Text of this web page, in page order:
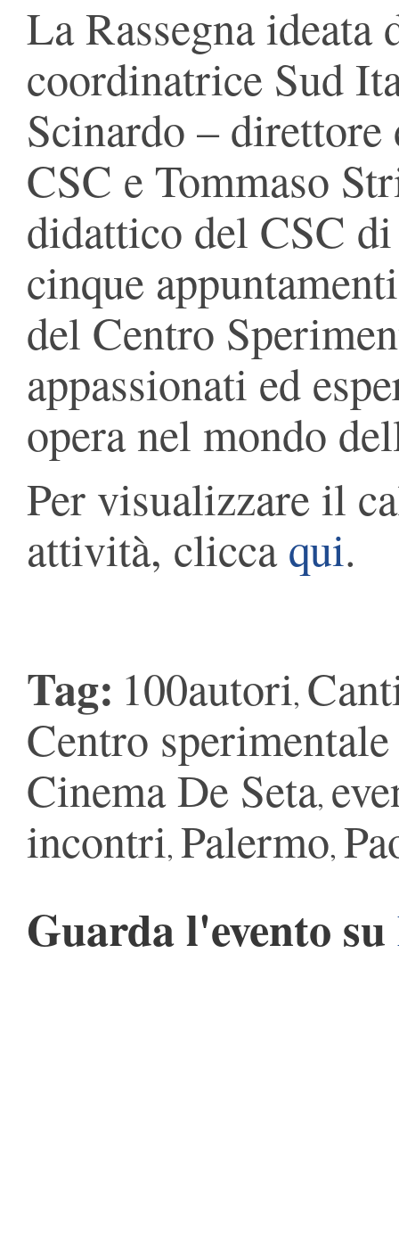
La Rassegna
coordinatrice Sud
Scinardo –
CSC e Tommaso
didattico del CSC
cinque
del Centro
appassionati ed
opera nel mondo
Per visualizzare il
attività, cliccaqui.
Tag: 100autori,
Centro
Cinema De Seta,
incontri, Palermo,
Guarda l'evento su